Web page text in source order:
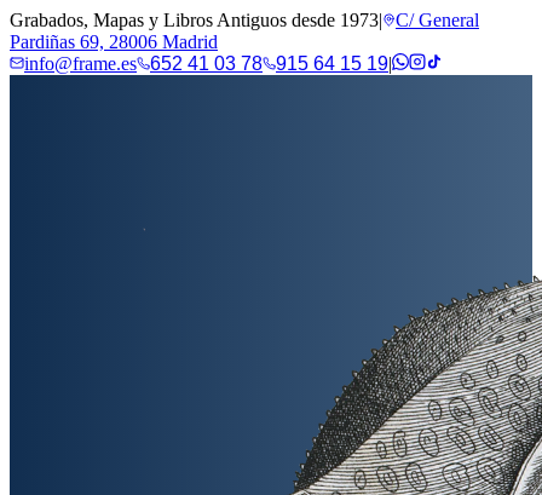
Grabados, Mapas y Libros Antiguos desde 1973|
C/ General
Pardiñas 69, 28006 Madrid
info@frame.es
652 41 03 78 915 64 15 19|